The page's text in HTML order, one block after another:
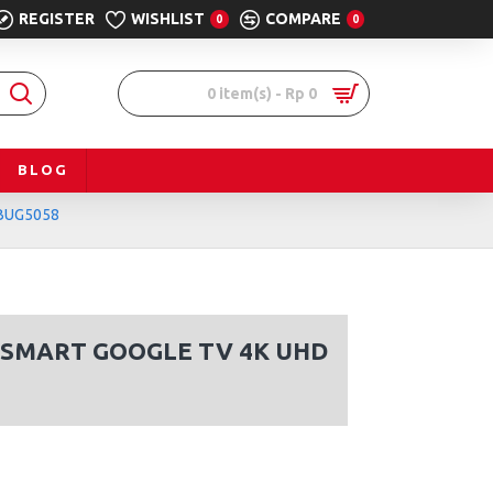
REGISTER WISHLIST 0 COMPARE 0
0 item(s) - Rp 0
BLOG
GOOGLE TV 4K UHD